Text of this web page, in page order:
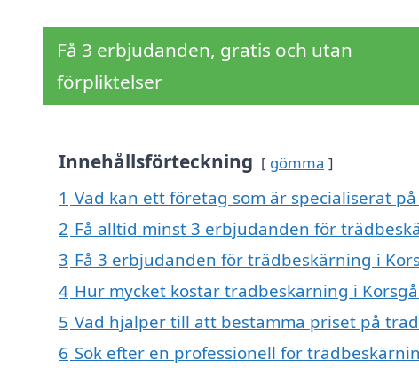
Få 3 erbjudanden, gratis och utan
förpliktelser
Innehållsförteckning gömma
1 Vad kan ett företag som är specialiserat
2 Få alltid minst 3 erbjudanden för
3 Få 3 erbjudanden för trädbeskärning i
4 Hur mycket kostar trädbeskärning i
5 Vad hjälper till att bestämma priset på
6 Sök efter en professionell för